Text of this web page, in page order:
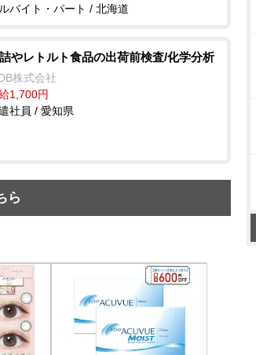
バイト・パート / 北海道
やレトルト食品の出荷前検査/化学分析
株式会社
1,700円
社員 / 愛知県
ら